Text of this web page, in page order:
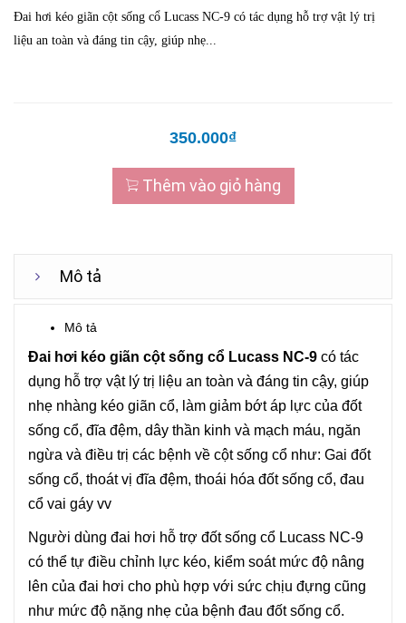
Đai hơi kéo giãn cột sống cổ Lucass NC-9 có tác dụng hỗ trợ vật lý trị
liệu an toàn và đáng tin cậy, giúp nhẹ...
350.000₫
Thêm vào giỏ hàng
Mô tả
Mô tả
Đai hơi kéo giãn cột sống cổ Lucass NC-9 có tác
dụng hỗ trợ vật lý trị liệu an toàn và đáng tin cậy, giúp
nhẹ nhàng kéo giãn cổ, làm giảm bớt áp lực của đốt
sống cổ, đĩa đệm, dây thần kinh và mạch máu, ngăn
ngừa và điều trị các bệnh về cột sống cổ như: Gai đốt
sống cổ, thoát vị đĩa đệm, thoái hóa đốt sống cổ, đau
cổ vai gáy vv
Người dùng đai hơi hỗ trợ đốt sống cổ Lucass NC-9
có thể tự điều chỉnh lực kéo, kiểm soát mức độ nâng
lên của đai hơi cho phù hợp với sức chịu đựng cũng
như mức độ nặng nhẹ của bệnh đau đốt sống cổ.